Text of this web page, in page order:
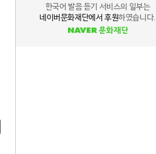
한국어 발음 듣기 서비스의 일부는
네이버문화재단에서 후원하였습니다.